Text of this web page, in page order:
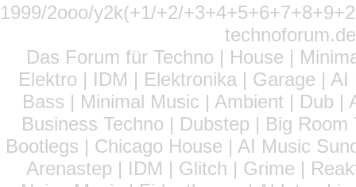
1999/2ooo/y2k(+1/+2/
Das Forum für Techno | House |
Elektro | IDM | Elektronika | Garage |
Bass | Minimal Music | Ambient | Dub
Business Techno | Dubstep | Big
Bootlegs | Chicago House | AI Music
Arenastep | IDM | Glitch | Grime |